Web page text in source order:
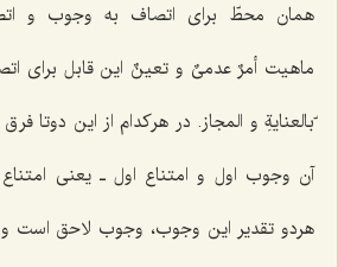
همان محطّ برای اتصاف به وجوب و
ماهیت أمرٌ عدمیٌ و تعینٌ این قابل برای
ّبالعنایةِ و المجاز. در هرکدام از این دوتا
آن وجوب اول و امتناع اول ـ یعنی
هردو تقدیر این وجوب، وجوب لاحق است و